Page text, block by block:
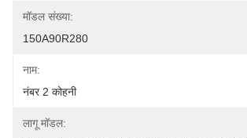
मॉडल संख्या:
150A90R280
नाम:
नंबर 2 कोहनी
लागू मॉडल: